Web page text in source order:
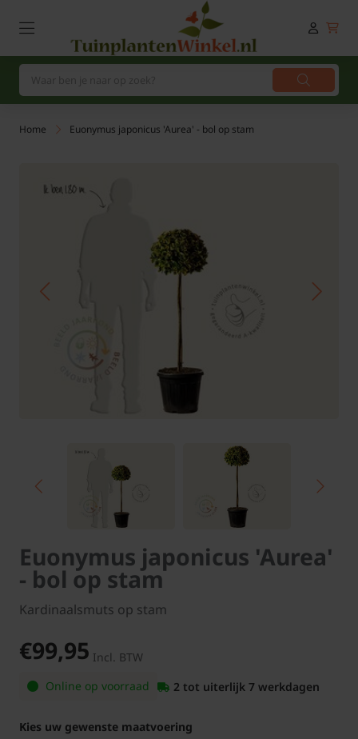
Home Euonymus japonicus 'Aurea' - bol op stam
Euonymus japonicus 'Aurea'
- bol op stam
Kardinaalsmuts op stam
€99,95 Incl. BTW
Online op voorraad
2 tot uiterlijk 7 werkdagen
Kies uw gewenste maatvoering